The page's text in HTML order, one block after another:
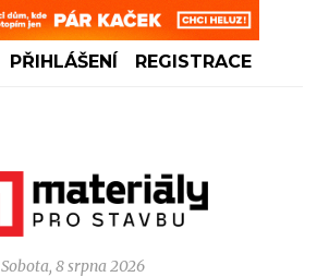
PŘIHLÁŠENÍ REGISTRACE
Sobota, 8 srpna 2026